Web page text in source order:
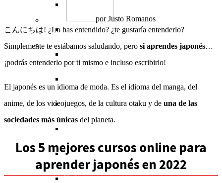
Sistemas operativos
Diseño de moda
Recursos humanos
Gestión empresarial
Criptomonedas
Profesorado (docentes)
Ciencia
Preparación de exámenes
Salud
Nutrición
Música
Instrumentos musicales
Las Vegas
Miami
Orlando
Utah
New York
porJusto Romanos
こんにちは! ¿Lo has entendido? ¿te gustaría entenderlo?
Simplemente te estábamos saludando, pero si aprendes japonés…
¡podrás entenderlo por ti mismo e incluso escribirlo!
El japonés es un idioma de moda. Es el idioma del manga, del
anime, de los videojuegos, de la cultura otaku y de una de las
sociedades más únicas del planeta.
Los 5 mejores cursos online para
aprender japonés en 2022